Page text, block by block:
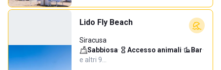
Lido Fly Beach
Siracusa
Sabbiosa· Accesso animali· Bar·
e altri 9…